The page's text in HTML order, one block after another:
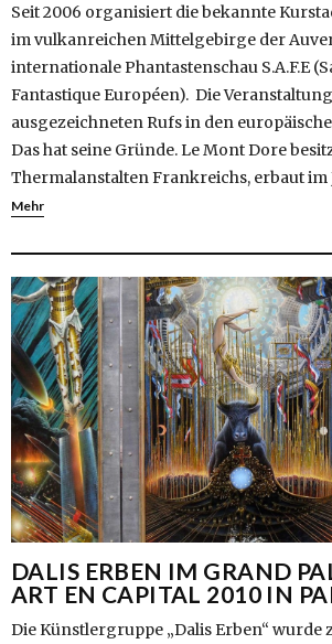
Seit 2006 organisiert die bekannte
im vulkanreichen Mittelgebirge der
internationale Phantastenschau S.A.F.E
Fantastique Européen). Die
ausgezeichneten Rufs in den
Das hat seine Gründe. Le Mont Dore
Thermalanstalten Frankreichs, erbaut im
Mehr
DALIS ERBEN IM GRAND
ART EN CAPITAL 2010 IN
Die Künstlergruppe „Dalis Erben“ wurde